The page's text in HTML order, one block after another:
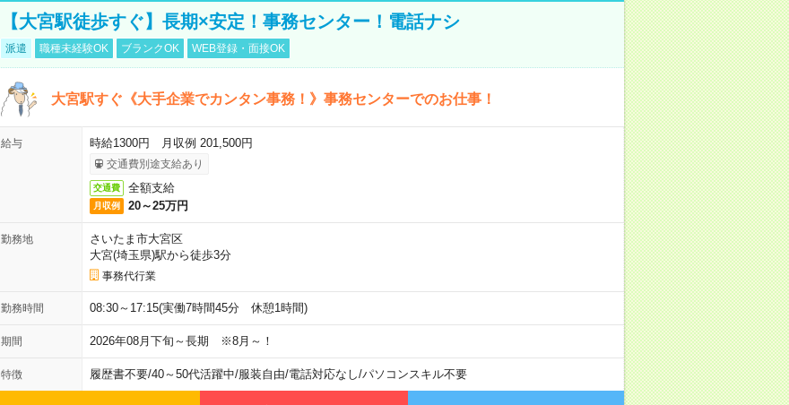
【大宮駅徒歩すぐ】長期×安定！事務センター！電話ナシ
派遣 職種未経験OK ブランクOK WEB登録・面接OK
大宮駅すぐ《大手企業でカンタン事務！》事務センターでのお仕事！
給与 時給1300円 月収例 201,500円
交通費別途支給あり
交通費 全額支給
月収例 20～25万円
勤務地
さいたま市大宮区
大宮(埼玉県)駅から徒歩3分
事務代行業
勤務時間 08:30～17:15(実働7時間45分 休憩1時間)
期間 2026年08月下旬～長期 ※8月～！
特徴 履歴書不要/40～50代活躍中/服装自由/電話対応なし/パソコンスキル不要